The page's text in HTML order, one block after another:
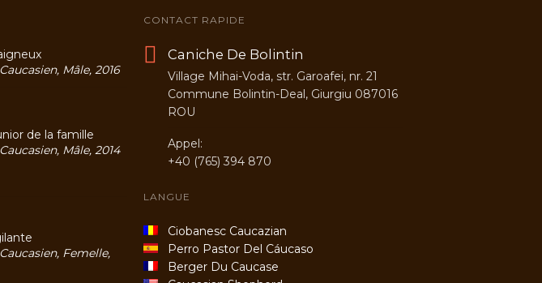
Mâle, 2016
de la famille
Mâle, 2014
Femelle,
CONTACT RAPIDE
Caniche De Bolintin
Village Mihai-Voda, str. Garoafei, nr. 21
Commune Bolintin-Deal, Giurgiu 087016
ROU
Appel:
+40 (765) 394 870
LANGUE
Ciobanesc Caucazian
Perro Pastor Del Cáucaso
Berger Du Caucase